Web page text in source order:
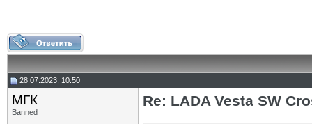
28.07.2023, 10:50
МГК
Banned
Re: LADA Vesta SW